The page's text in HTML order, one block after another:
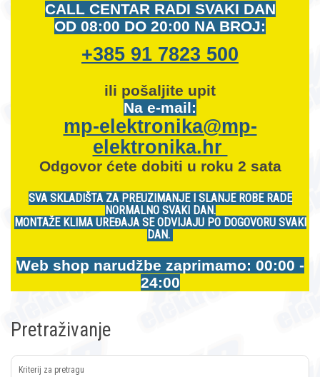
CALL CENTAR RADI SVAKI DAN
OD 08:00 DO 20:00 NA BROJ:
+385 91 7823 500
ili pošaljite upit
Na e-mail:
mp-elektronika@mp-
elektronika.hr
Odgovor ćete dobiti u roku 2 sata
SVA SKLADIŠTA ZA PREUZIMANJE I SLANJE ROBE RADE
NORMALNO SVAKI DAN.
MONTAŽE KLIMA UREĐAJA SE ODVIJAJU PO DOGOVORU SVAKI
DAN.
Web shop narudžbe zaprimamo: 00:00 -
24:00
Pretraživanje
Kriterij za pretragu